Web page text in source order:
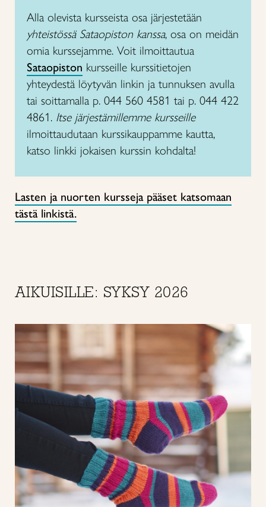
Alla olevista kursseista osa järjestetään
yhteistössä Sataopiston kanssa, osa on meidän
omia kurssejamme. Voit ilmoittautua
Sataopiston kursseille kurssitietojen
yhteydestä löytyvän linkin ja tunnuksen avulla
tai soittamalla p. 044 560 4581 tai p. 044 422
4861. Itse järjestämillemme kursseille
ilmoittaudutaan kurssikauppamme kautta,
katso linkki jokaisen kurssin kohdalta!
Lasten ja nuorten kursseja pääset katsomaan
tästä linkistä.
AIKUISILLE: SYKSY 2026